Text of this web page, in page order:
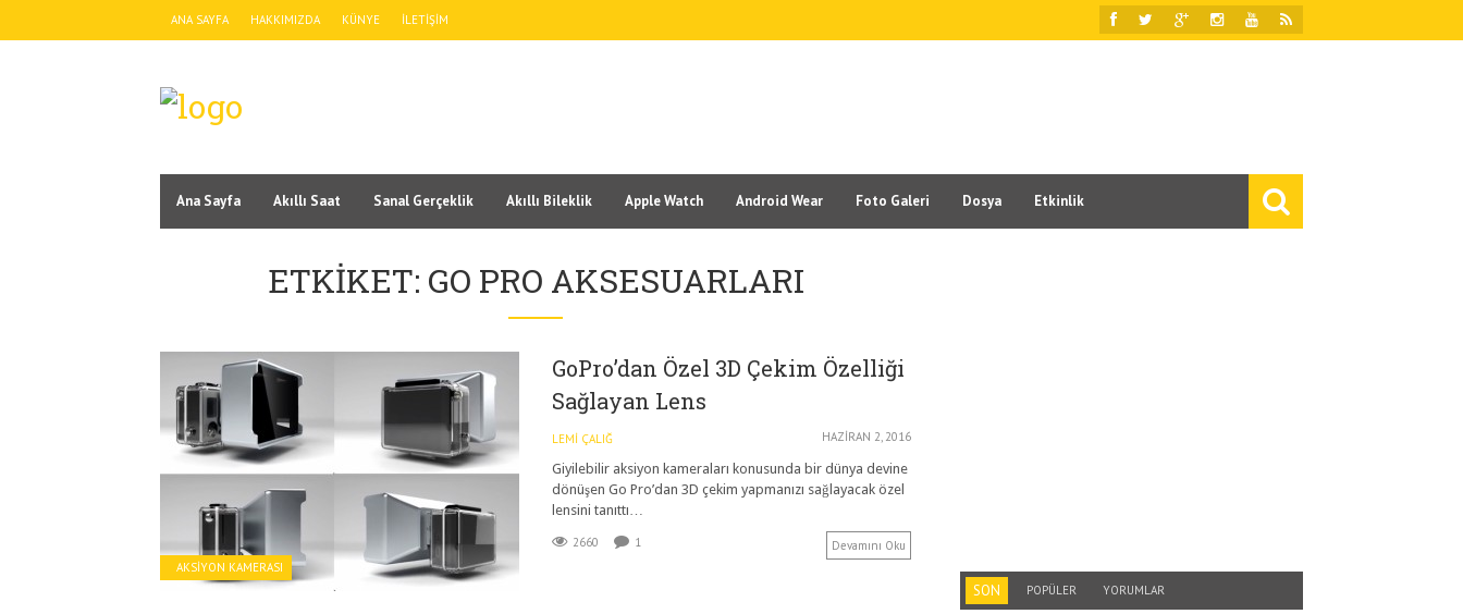
ANA SAYFA HAKKIMIZDA KÜNYE İLETIŞIM
Ana Sayfa Akıllı Saat Sanal Gerçeklik Akıllı Bileklik Apple Watch Android Wear Foto Galeri Dosya Etkinlik
ETKIKET: GO PRO AKSESUARLARI
AKSIYON KAMERASI
GoPro’dan Özel 3D Çekim Özelliği
Sağlayan Lens
LEMI ÇALIĞ HAZIRAN 2, 2016
Giyilebilir aksiyon kameraları konusunda bir dünya devine
dönüşen Go Pro’dan 3D çekim yapmanızı sağlayacak özel
lensini tanıttı…
2660 1 Devamını Oku
SON POPÜLER YORUMLAR